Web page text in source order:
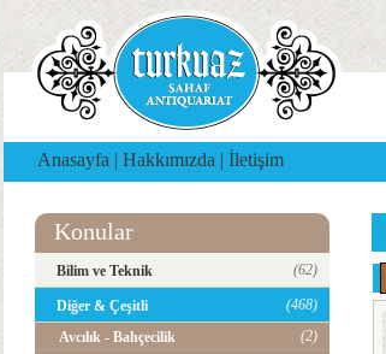
Anasayfa | Hakkımızda | İletişim
Konular
Bilim ve Teknik (62)
Diğer & Çeşitli
(468)
Avcılık - Bahçecilik
(2)